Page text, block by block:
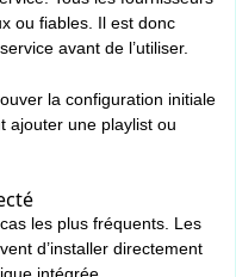
ou fiables. Il est donc
avant de l’utiliser.
la configuration initiale
ajouter une playlist ou
les plus fréquents. Les
d’installer directement